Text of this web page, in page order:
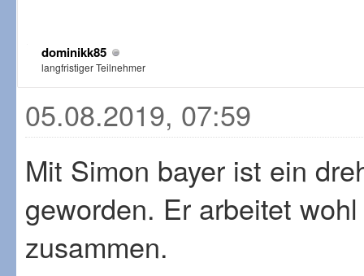
dominikk85
langfristiger Teilnehmer
05.08.2019, 07:59
Mit Simon bayer ist ein
geworden. Er arbeitet
zusammen.